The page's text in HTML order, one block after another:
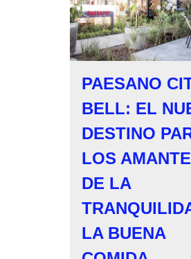
PAESANO
BELL: EL
DESTINO
LOS
DE LA
LA BUENA